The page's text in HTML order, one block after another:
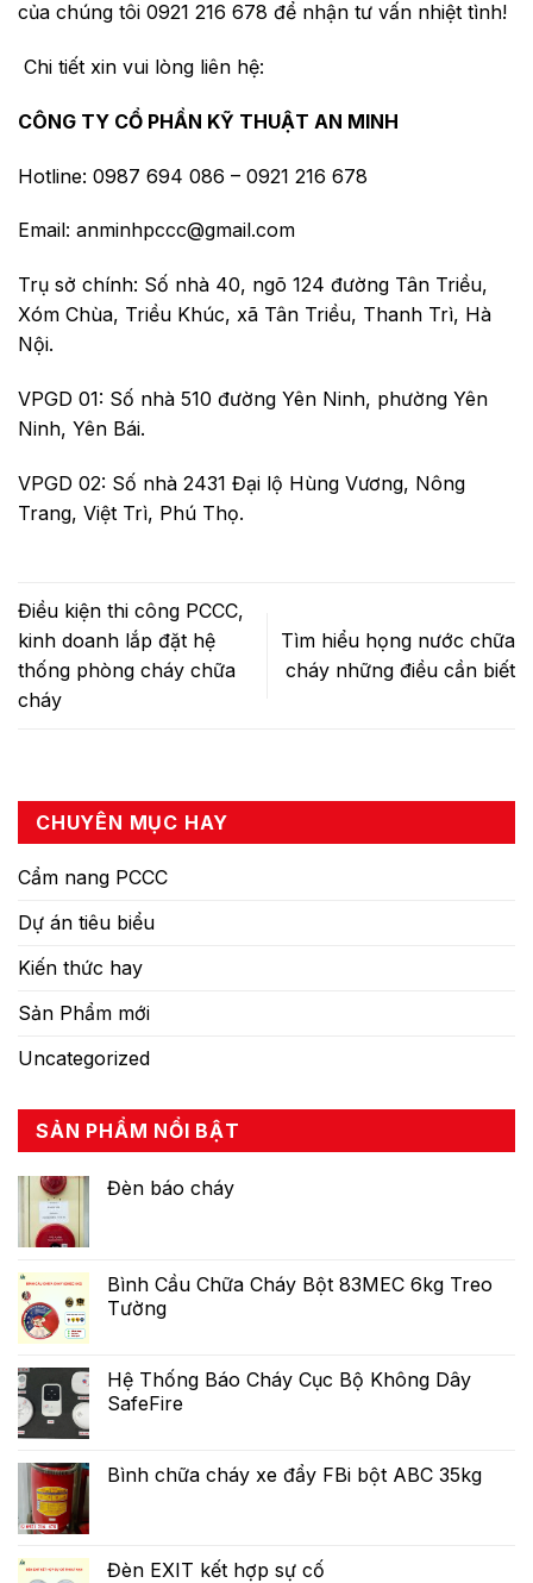
của chúng tôi 0921 216 678 để nhận tư vấn nhiệt tình!
Chi tiết xin vui lòng liên hệ:
CÔNG TY CỔ PHẦN KỸ THUẬT AN MINH
Hotline: 0987 694 086 – 0921 216 678
Email: anminhpccc@gmail.com
Trụ sở chính: Số nhà 40, ngõ 124 đường Tân Triều,
Xóm Chùa, Triều Khúc, xã Tân Triều, Thanh Trì, Hà
Nội.
VPGD 01: Số nhà 510 đường Yên Ninh, phường Yên
Ninh, Yên Bái.
VPGD 02: Số nhà 2431 Đại lộ Hùng Vương, Nông
Trang, Việt Trì, Phú Thọ.
Điều kiện thi công PCCC,
kinh doanh lắp đặt hệ
thống phòng cháy chữa
cháy
Tìm hiểu họng nước chữa
cháy những điều cần biết
CHUYÊN MỤC HAY
Cẩm nang PCCC
Dự án tiêu biểu
Kiến thức hay
Sản Phẩm mới
Uncategorized
SẢN PHẨM NỔI BẬT
Đèn báo cháy
Bình Cầu Chữa Cháy Bột 83MEC 6kg Treo
Tường
Hệ Thống Báo Cháy Cục Bộ Không Dây
SafeFire
Bình chữa cháy xe đẩy FBi bột ABC 35kg
Đèn EXIT kết hợp sự cố